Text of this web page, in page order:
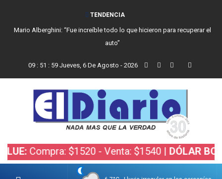
TENDENCIA
Mario Alberghini: “Fue increíble todo lo que hicieron para recuperar el
auto”
09: 52 : 01 Jueves, 6 De Agosto - 2026
$1520 - Venta: $1540 |DÓLAR BOLSA: